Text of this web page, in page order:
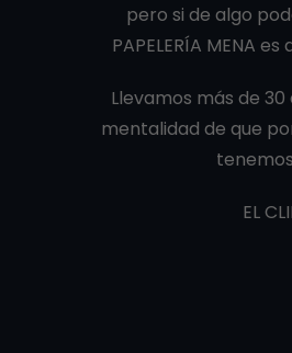
pero si de algo
PAPELERÍA MENA
Llevamos más de
mentalidad de que
EL